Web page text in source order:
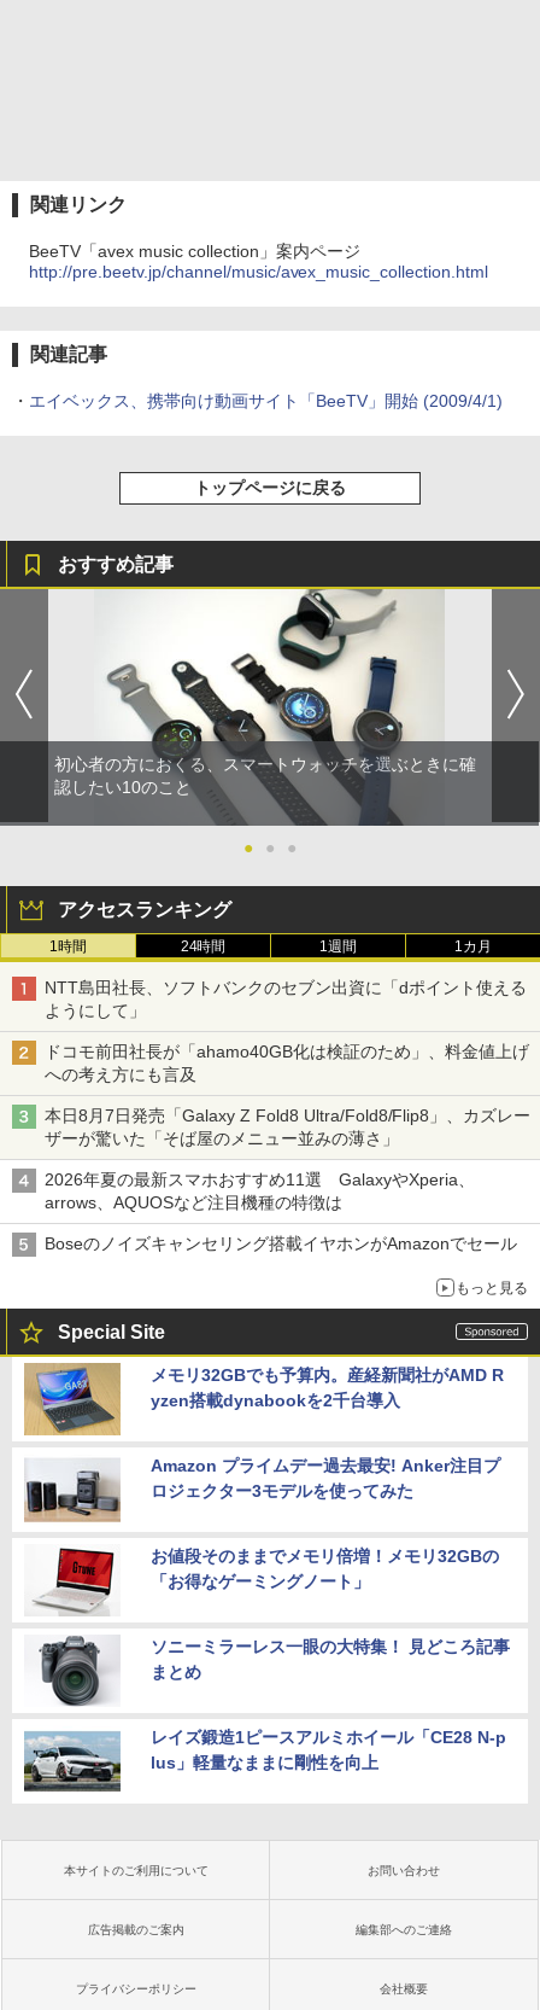
関連リンク
BeeTV「avex music collection」案内ページ
http://pre.beetv.jp/channel/music/avex_music_collection.html
関連記事
・ エイベックス、携帯向け動画サイト「BeeTV」開始(2009/4/1)
トップページに戻る
おすすめ記事
初心者の方におくる、スマートウォッチを選ぶときに確
認したい10のこと
● ● ●
アクセスランキング
1時間 24時間 1週間 1カ月
NTT島田社長、ソフトバンクのセブン出資に「dポイント使える
ようにして」
ドコモ前田社長が「ahamo40GB化は検証のため」、料金値上げ
への考え方にも言及
本日8月7日発売「Galaxy Z Fold8 Ultra/Fold8/Flip8」、カズレー
ザーが驚いた「そば屋のメニュー並みの薄さ」
2026年夏の最新スマホおすすめ11選 GalaxyやXperia、
arrows、AQUOSなど注目機種の特徴は
Boseのノイズキャンセリング搭載イヤホンがAmazonでセール
もっと見る
Special Site
メモリ32GBでも予算内。産経新聞社がAMD R
yzen搭載dynabookを2千台導入
Amazon プライムデー過去最安! Anker注目プ
ロジェクター3モデルを使ってみた
お値段そのままでメモリ倍増！メモリ32GBの
「お得なゲーミングノート」
ソニーミラーレス一眼の大特集！ 見どころ記事
まとめ
レイズ鍛造1ピースアルミホイール「CE28 N-p
lus」軽量なままに剛性を向上
本サイトのご利用について お問い合わせ
広告掲載のご案内 編集部へのご連絡
プライバシーポリシー 会社概要